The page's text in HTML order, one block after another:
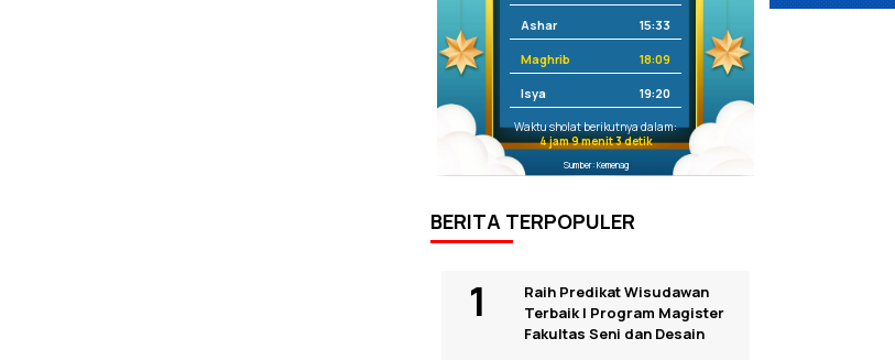
Ashar 15:33
Maghrib 18:09
Isya 19:20
Waktu sholat berikutnya dalam:
4 jam 9 menit 3 detik
Sumber: Kemenag
BERITA TERPOPULER
Raih Predikat Wisudawan
Terbaik I Program Magister
Fakultas Seni dan Desain